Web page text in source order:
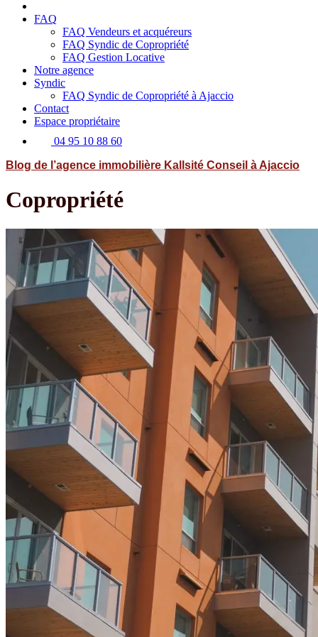
FAQ
FAQ Vendeurs et acquéreurs
FAQ Syndic de Copropriété
FAQ Gestion Locative
Notre agence
Syndic
FAQ Syndic de Copropriété à Ajaccio
Contact
Espace propriétaire
04 95 10 88 60
Blog de l’agence immobilière Kallsité Conseil à Ajaccio
Copropriété